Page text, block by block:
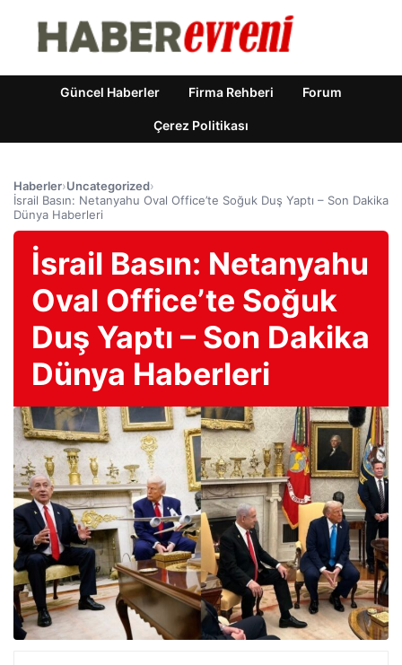
Güncel Haberler Firma Rehberi Forum
Çerez Politikası
Haberler›Uncategorized›
İsrail Basın: Netanyahu Oval Office’te Soğuk Duş Yaptı – Son Dakika
Dünya Haberleri
İsrail Basın: Netanyahu
Oval Office’te Soğuk
Duş Yaptı – Son Dakika
Dünya Haberleri